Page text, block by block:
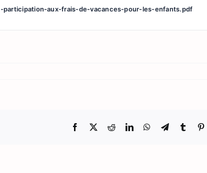
participation-aux-frais-de-vacances-pour-les-enfants.pdf
Facebook
X RedditLinkedInWhatsApp
TelegramTumblr